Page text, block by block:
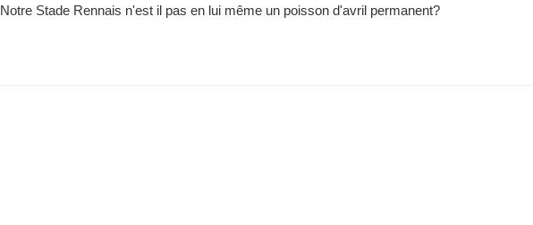
Notre Stade Rennais n'est il pas en lui même un poisson d'avril permanent?